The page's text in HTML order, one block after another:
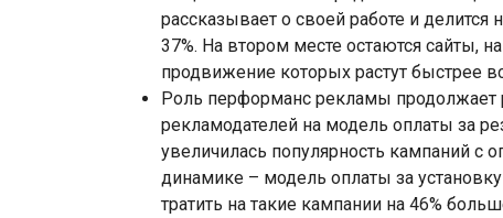
рассказывает о своей работе и
37%. На втором месте остаются сайты,
продвижение которых растут быстрее
Роль перформанс рекламы продолжает
рекламодателей на модель оплаты за
увеличилась популярность кампаний с
динамике – модель оплаты за
тратить на такие кампании на 46%